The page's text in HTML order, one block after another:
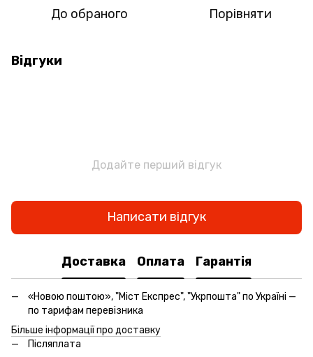
До обраного Порівняти
Відгуки
Додайте перший відгук
Написати відгук
Доставка Оплата Гарантія
«Новою поштою», "Міст Експрес", "Укрпошта" по Україні —
по тарифам перевізника
Більше інформації про доставку
Післяплата